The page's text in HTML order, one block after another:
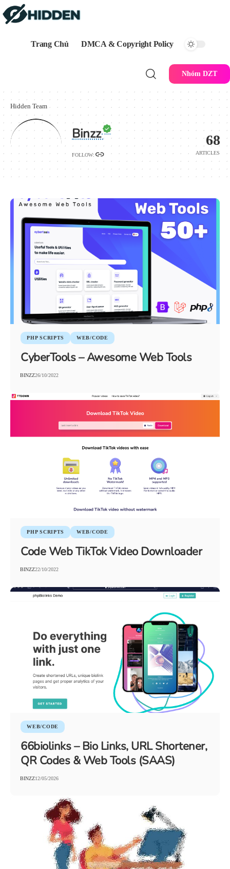
Trang Chủ DMCA & Copyright Policy
Nhóm DZT
Hidden Team
Binzz
FOLLOW:
68
ARTICLES
PHP SCRIPTS WEB/CODE
CyberTools – Awesome Web Tools
BINZZ26/10/2022
PHP SCRIPTS WEB/CODE
Code Web TikTok Video Downloader
BINZZ22/10/2022
WEB/CODE
66biolinks – Bio Links, URL Shortener,
QR Codes & Web Tools (SAAS)
BINZZ12/05/2026